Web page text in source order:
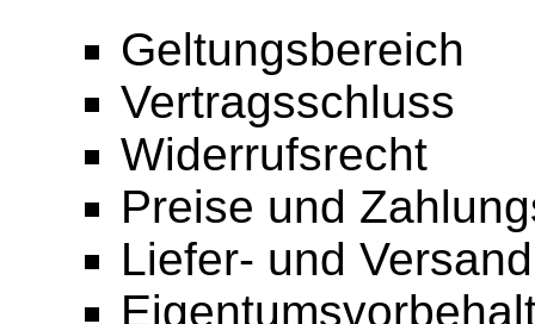
Geltungsbereich
Vertragsschluss
Widerrufsrecht
Preise und
Liefer- und